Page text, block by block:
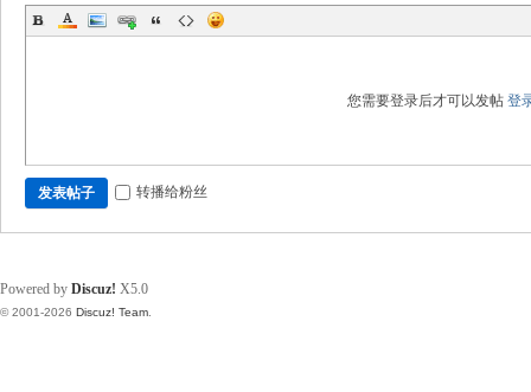
您需要登录后才可以发帖 登
发表帖子 转播给粉丝
Powered by Discuz! X5.0
© 2001-2026 Discuz! Team